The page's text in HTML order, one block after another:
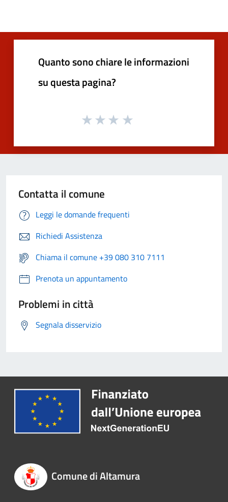
Quanto sono chiare le informazioni
su questa pagina?
Contatta il comune
Leggi le domande frequenti
Richiedi Assistenza
Chiama il comune +39 080 310 7111
Prenota un appuntamento
Problemi in città
Segnala disservizio
Comune di Altamura